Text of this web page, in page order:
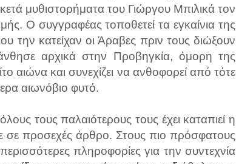
μυθιστορήματα του Γιώργου Μπιλικά τον
Ο συγγραφέας τοποθετεί τα εγκαίνια της
την κατείχαν οι Άραβες πριν τους διώξουν
αρχικά στην Προβηγκία, όμορη της
αιώνα και συνεχίζει να ανθοφορεί από τότε
αιωνόβιο φυτό.
τους παλαιότερους τους έχει καταπιεί η
προσεχές άρθρο. Στους πιο πρόσφατους
πληροφορίες για την συντεχνία